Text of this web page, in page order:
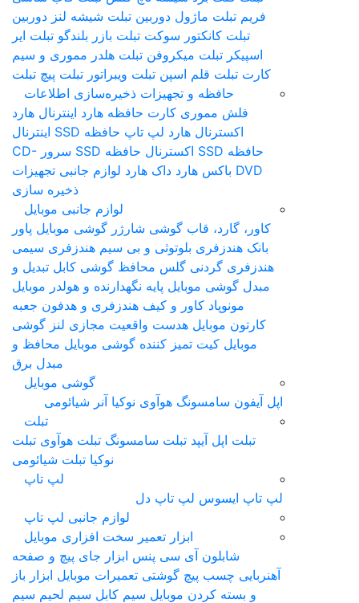
فریم تبلت ماژول دوربین تبلت شیشه لنز دوربین
تبلت کانکتور سوکت تبلت بازر بلندگو تبلت ایر
اسپیکر تبلت میکروفن تبلت هلدر مموری و سیم
کارت تبلت قلم اس‎پن تبلت ویبراتور تبلت پیچ تبلت
حافظه و تجهیزات ذخیره‌سازی اطلاعات
فلش مموری کارت حافظه هارد اینترنال هارد
اکسترنال هارد لپ تاپ حافظه SSD اینترنال
حافظه SSD اکسترنال
حافظه SSD سرور
CD-
DVD باکس هارد داک هارد لوازم جانبی تجهیزات
ذخیره سازی
لوازم جانبی موبایل
کاور، گارد، قاب گوشی شارژر گوشی موبایل پاور
بانک هندزفری بلوتوثی و بی سیم هندزفری سیمی
هندزفری گردنی گلس محافظ گوشی کابل تبدیل و
مبدل گوشی موبایل پایه نگهدارنده و هولدر موبایل
مونوپاد کاور و کیف هندزفری و هدفون جعبه
کارتون موبایل هدست واقعیت مجازی لنز گوشی
موبایل کیت تمیز کننده گوشی موبایل محافظ و
مبدل برق
گوشی موبایل
اپل آیفون سامسونگ هوآوی نوکیا آنر شیائومی
تبلت
تبلت اپل آیپد تبلت سامسونگ تبلت هوآوی تبلت
نوکیا تبلت شیائومی
لپ تاپ
لپ‌ تاپ ایسوس لپ تاپ دل
لوازم جانبی لپ تاپ
ابزار تعمیر سخت افزاری موبایل
شابلون آی سی پنس ابزار جای پیچ و صفحه
آهنربایی چسب پیچ گوشتی تعمیرات موبایل ابزار باز
و بسته کردن موبایل سیم کابل سیم لحیم سیم